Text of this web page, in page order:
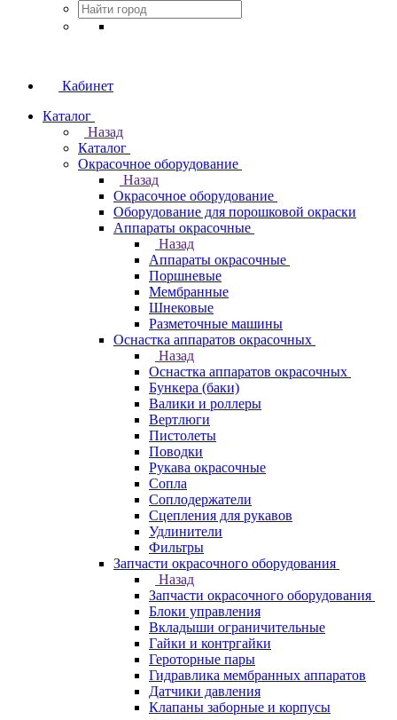
Кабинет
Каталог
Назад
Каталог
Окрасочное оборудование
Назад
Окрасочное оборудование
Оборудование для порошковой окраски
Аппараты окрасочные
Назад
Аппараты окрасочные
Поршневые
Мембранные
Шнековые
Разметочные машины
Оснастка аппаратов окрасочных
Назад
Оснастка аппаратов окрасочных
Бункера (баки)
Валики и роллеры
Вертлюги
Пистолеты
Поводки
Рукава окрасочные
Сопла
Соплодержатели
Сцепления для рукавов
Удлинители
Фильтры
Запчасти окрасочного оборудования
Назад
Запчасти окрасочного оборудования
Блоки управления
Вкладыши ограничительные
Гайки и контргайки
Героторные пары
Гидравлика мембранных аппаратов
Датчики давления
Клапаны заборные и корпусы